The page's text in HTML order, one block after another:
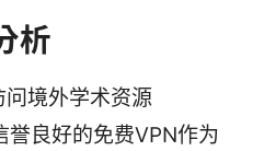
析
境外学术资源
誉良好的免费VPN作为